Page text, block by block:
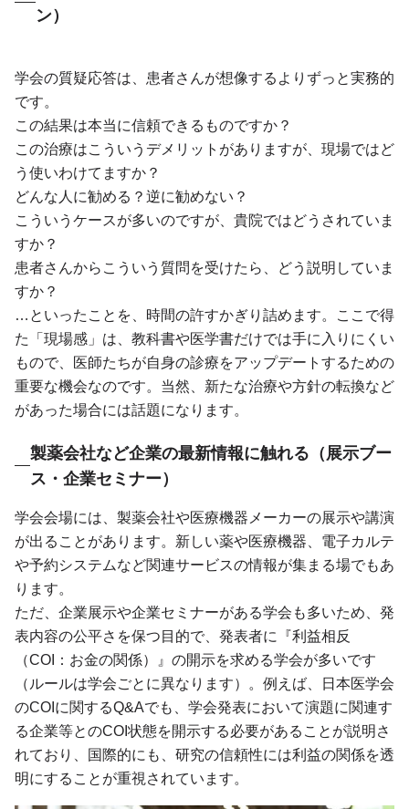
ン）
学会の質疑応答は、患者さんが想像するよりずっと実務的
です。
この結果は本当に信頼できるものですか？
この治療はこういうデメリットがありますが、現場ではど
う使いわけてますか？
どんな人に勧める？逆に勧めない？
こういうケースが多いのですが、貴院ではどうされていま
すか？
患者さんからこういう質問を受けたら、どう説明していま
すか？
…といったことを、時間の許すかぎり詰めます。ここで得
た「現場感」は、教科書や医学書だけでは手に入りにくい
もので、医師たちが自身の診療をアップデートするための
重要な機会なのです。当然、新たな治療や方針の転換など
があった場合には話題になります。
製薬会社など企業の最新情報に触れる（展示ブー
ス・企業セミナー）
学会会場には、製薬会社や医療機器メーカーの展示や講演
が出ることがあります。新しい薬や医療機器、電子カルテ
や予約システムなど関連サービスの情報が集まる場でもあ
ります。
ただ、企業展示や企業セミナーがある学会も多いため、発
表内容の公平さを保つ目的で、発表者に『利益相反
（COI：お金の関係）』の開示を求める学会が多いです
（ルールは学会ごとに異なります）。例えば、日本医学会
のCOIに関するQ&Aでも、学会発表において演題に関連す
る企業等とのCOI状態を開示する必要があることが説明さ
れており、国際的にも、研究の信頼性には利益の関係を透
明にすることが重視されています。